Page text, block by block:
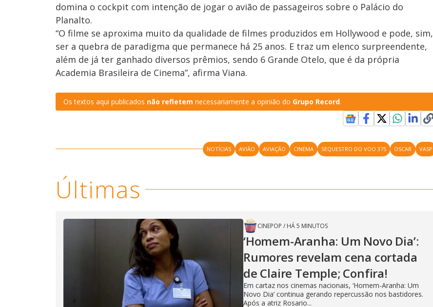
domina o cockpit com intenção de jogar o avião de passageiros sobre o Palácio do
Planalto.
“O filme se aproxima muito da qualidade de filmes produzidos em Hollywood e pode, sim,
ser a quebra de paradigma que permanece há 25 anos. E traz um elenco surpreendente,
além de já ter ganhado diversos prêmios, sendo 6 Grande Otelo, que é da própria
Academia Brasileira de Cinema”, afirma Viana.
Os textos aqui publicados não refletem necessariamente a opinião do Grupo Record.
NOTÍCIAS AVIÃO AVIAÇÃO CINEMA SEQUESTRO DO VOO 375 OSCAR VASP
Últimas
CINEPOP / HÁ 5 MINUTOS
‘Homem-Aranha: Um Novo Dia’:
Rumores revelam cena cortada
de Claire Temple; Confira!
Em cartaz nos cinemas nacionais, ‘Homem-Aranha: Um
Novo Dia’ continua gerando repercussão nos bastidores.
Após a atriz Rosario...